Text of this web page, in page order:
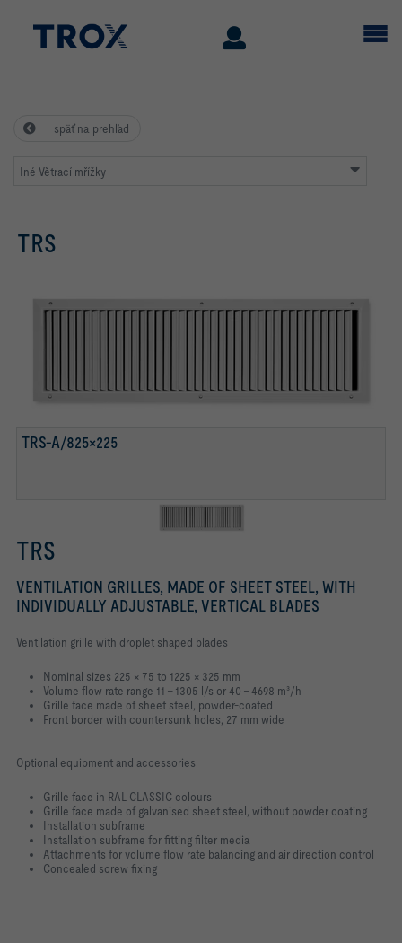
späť na prehľad
Iné Větrací mřížky
TRS
TRS-A/825×225
TRS
VENTILATION GRILLES, MADE OF SHEET STEEL, WITH
INDIVIDUALLY ADJUSTABLE, VERTICAL BLADES
Ventilation grille with droplet shaped blades
Nominal sizes 225 × 75 to 1225 × 325 mm
Volume flow rate range 11 – 1305 l/s or 40 – 4698 m³/h
Grille face made of sheet steel, powder-coated
Front border with countersunk holes, 27 mm wide
Optional equipment and accessories
Grille face in RAL CLASSIC colours
Grille face made of galvanised sheet steel, without powder coating
Installation subframe
Installation subframe for fitting filter media
Attachments for volume flow rate balancing and air direction control
Concealed screw fixing